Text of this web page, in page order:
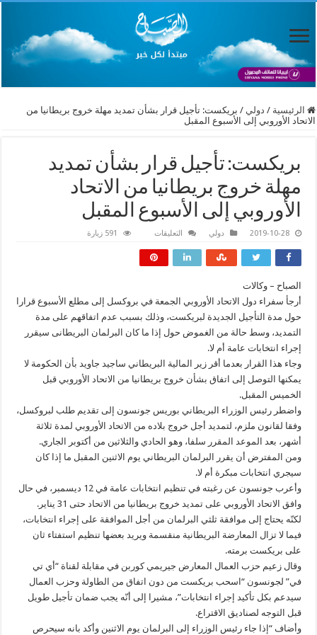
الرئيسية / دولي / بريكست: تأجيل قرار بشأن تمديد مهلة خروج بريطانيا من
الاتحاد الأوروبي إلى الأسبوع المقبل
بريكست: تأجيل قرار بشأن تمديد
مهلة خروج بريطانيا من الاتحاد
الأوروبي إلى الأسبوع المقبل
2019-10-28 دولي التعليقات
تأجيل
قرار
خروج
بريطانيا
من
الأوروبي
المقبل
مغلقة
591 زيارة
الصباح – وكالات
أرجأ سفراء دول الاتحاد الأوروبي الجمعة في بروكسل إلى مطلع الأسبوع قرارا
حول مدة التأجيل الجديدة لبريكست، وذلك بسبب عدم اتفاقهم على مدة
التمديد، وسط حالة من الغموض حول إذا ما كان البرلمان البريطانى سيقرر
إجراء انتخابات عامة أم لا.
وجاء هذا القرار بعدما أقر زير المالية البريطاني ساجيد جاويد بأن الحكومة لا
يمكنها التوصل إلى اتفاق بشأن خروج بريطانيا من الاتحاد الأوروبي قبل
الخميس المقبل.
واضطر رئيس الوزراء البريطاني بوريس جونسون إلى تقديم طلب لبروكسل،
وفقا لقانون ملزم، لتمديد أجل خروج بلاده من الاتحاد الأوروبي لمدة ثلاثة
أشهر، بعد الموعد المقرر سلفا، وهو الحادي والثلاثين من أكتوبر الجاري.
ومن المفترض أن يقرر البرلمان البريطاني يوم الاثنين المقبل ما إذا كان
سيجري انتخابات مبكرة أم لا.
وأعرب جونسون عن رغبته في تنظيم انتخابات عامة في 12 ديسمبر، في حال
وافق الاتحاد الأوروبي على تمديد خروج بريطانيا من الاتحاد حتى 31 يناير.
لكنّه يحتاج إلى موافقة ثلثي البرلمان من أجل الموافقة على إجراء انتخابات،
فيما لا تزال المعارضة البريطانية منقسمة ويريد بعضها تنظيم استفتاء ثان
على بريكست برمته.
وقال زعيم حزب العمال المعارض جيريمي كوربن في مقابلة لقناة “أي تي
في” لجونسون “اسحب بريكست من دون اتفاق من الطاولة وحزب العمال
سيدعم بكل تأكيد إجراء انتخابات”، مشيرا إلى أنّه يجب ضمان تأجيل طويل
قبل التوجه لصناديق الاقتراع.
وأضاف “إذا جاء رئيس الوزراء إلى البرلمان يوم الاثنين وأكد بانه سيحرص